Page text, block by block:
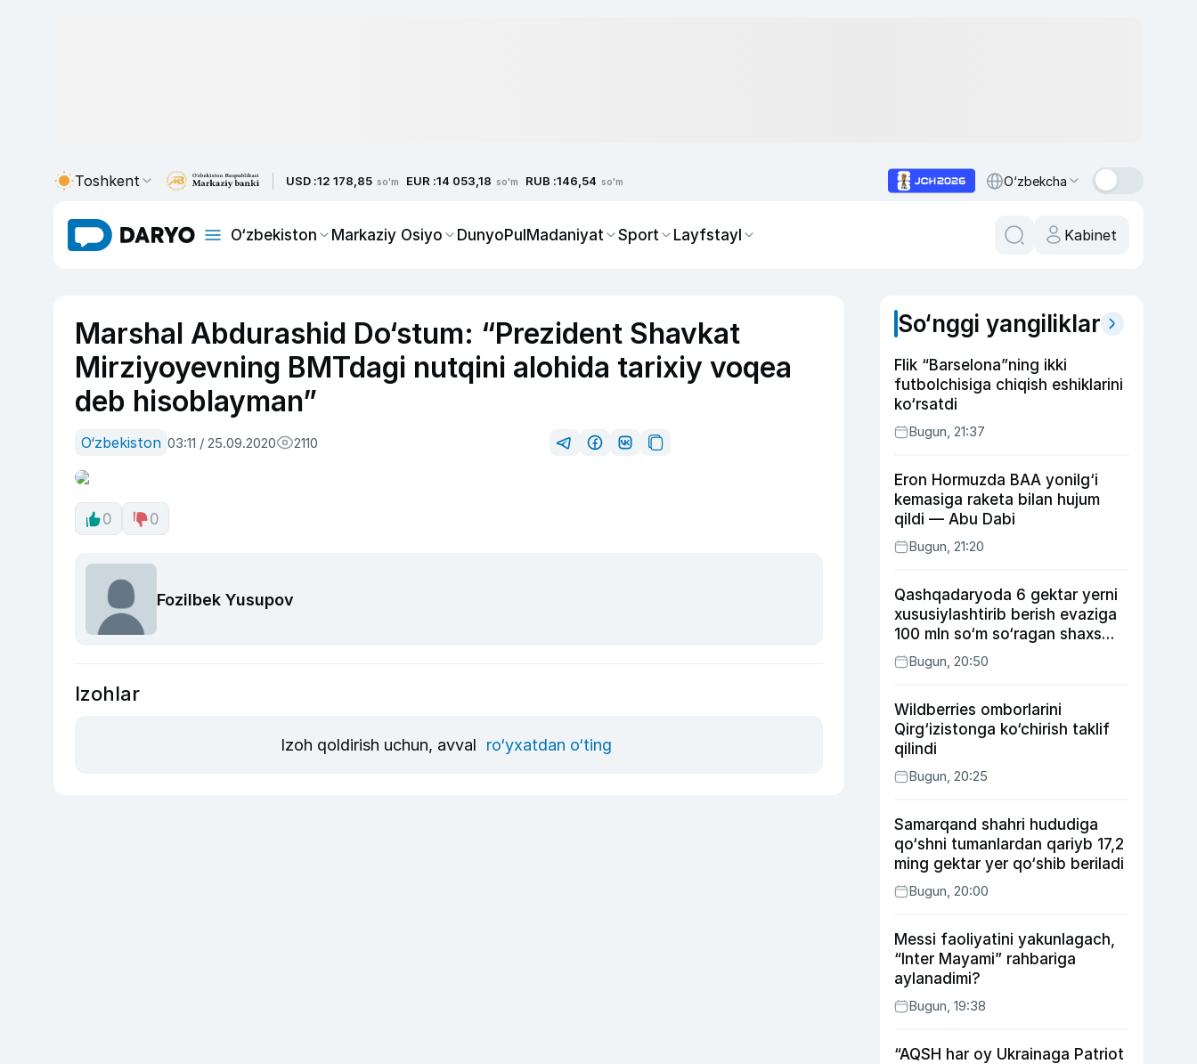
Toshkent USD :12 178,85 so'm EUR :14 053,18 so'm RUB :146,54 so'm O‘zbekcha
O‘zbekiston Markaziy Osiyo DunyoPulMadaniyat Sport Layfstayl Kabinet
Marshal Abdurashid Do‘stum: “Prezident Shavkat
Mirziyoyevning BMTdagi nutqini alohida tarixiy voqea
deb hisoblayman”
O‘zbekiston 03:11 / 25.09.2020 2110
0 0
Fozilbek Yusupov
Izohlar
Izoh qoldirish uchun, avval ro‘yxatdan o‘ting
So‘nggi yangiliklar
Flik “Barselona”ning ikki
futbolchisiga chiqish eshiklarini
ko‘rsatdi
Bugun, 21:37
Eron Hormuzda BAA yonilg‘i
kemasiga raketa bilan hujum
qildi — Abu Dabi
Bugun, 21:20
Qashqadaryoda 6 gektar yerni
xususiylashtirib berish evaziga
100 mln so‘m so‘ragan shaxs
ushlandi
Bugun, 20:50
Wildberries omborlarini
Qirg‘izistonga ko‘chirish taklif
qilindi
Bugun, 20:25
Samarqand shahri hududiga
qo‘shni tumanlardan qariyb 17,2
ming gektar yer qo‘shib beriladi
Bugun, 20:00
Messi faoliyatini yakunlagach,
“Inter Mayami” rahbariga
aylanadimi?
Bugun, 19:38
“AQSH har oy Ukrainaga Patriot